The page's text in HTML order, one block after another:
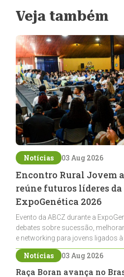
Veja também
Notícias 03 Aug 2026
Encontro Rural Jovem
reúne futuros líderes
ExpoGenética 2026
Evento da ABCZ durante a
debates sobre sucessão,
e networking para jovens ligados
Notícias 03 Aug 2026
Raça Boran avança no